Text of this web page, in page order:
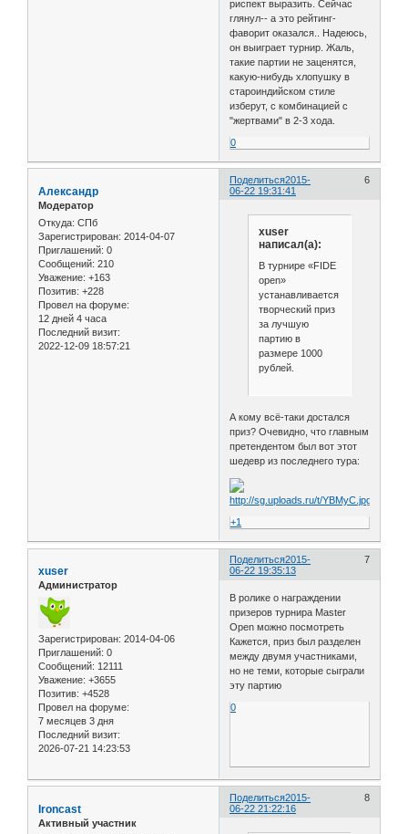
риспект выразить. Сейчас
глянул-- а это рейтинг-
фаворит оказался.. Надеюсь,
он выиграет турнир. Жаль,
такие партии не заценятся,
какую-нибудь хлопушку в
староиндийском стиле
изберут, с комбинацией с
"жертвами" в 2-3 хода.
0
Поделиться 6
2015-
06-22 19:31:41
Александр
Модератор
Откуда: СПб
Зарегистрирован: 2014-04-07
Приглашений: 0
Сообщений: 210
Уважение: +163
Позитив: +228
Провел на форуме:
12 дней 4 часа
Последний визит:
2022-12-09 18:57:21
xuser
написал(а):
В турнире «FIDE
open»
устанавливается
творческий приз
за лучшую
партию в
размере 1000
рублей.
А кому всё-таки достался
приз? Очевидно, что главным
претендентом был вот этот
шедевр из последнего тура:
+1
Поделиться 7
2015-
06-22 19:35:13
xuser
Администратор
Зарегистрирован: 2014-04-06
Приглашений: 0
Сообщений: 12111
Уважение: +3655
Позитив: +4528
Провел на форуме:
7 месяцев 3 дня
Последний визит:
2026-07-21 14:23:53
В ролике о награждении
призеров турнира Master
Open можно посмотреть
Кажется, приз был разделен
между двумя участниками,
но не теми, которые сыграли
эту партию
0
Поделиться 8
2015-
06-22 21:22:16
Ironcast
Активный участник